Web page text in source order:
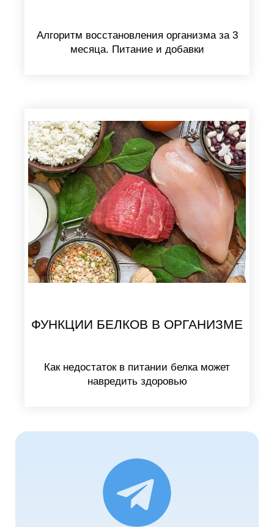
Алгоритм восстановления организма за 3
месяца. Питание и добавки
ФУНКЦИИ БЕЛКОВ В ОРГАНИЗМЕ
Как недостаток в питании белка может
навредить здоровью